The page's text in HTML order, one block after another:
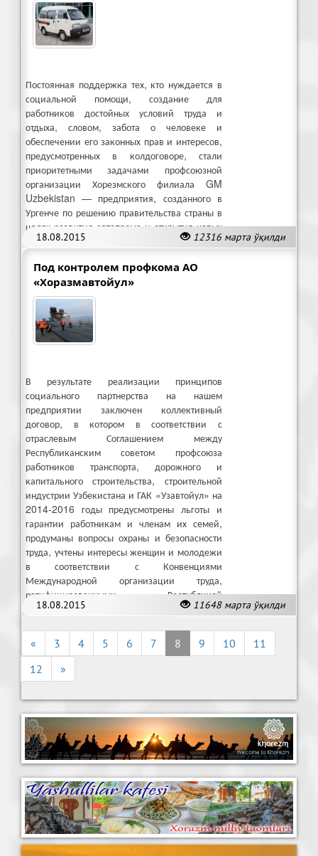
18.08.2015 12316 марта ўқилди
Постоянная поддержка тех, кто нуждается в
социальной помощи, создание для
работников достойных условий труда и
отдыха, словом, забота о человеке и
обеспечении его законных прав и интересов,
предусмотренных в колдоговоре, стали
приоритетными задачами профсоюзной
организации Хорезмского филиала GM
Uzbekistan — предприятия, созданного в
Ургенче по решению правительства страны в
целях развития автопрома и открытия новых
рабочих мест в этом регионе.
Под контролем профкома АО
«Хоразмавтойул»
18.08.2015 11648 марта ўқилди
В результате реализации принципов
социального партнерства на нашем
предприятии заключен коллективный
договор, в котором в соответствии с
отраслевым Соглашением между
Республиканским советом профсоюза
работников транспорта, дорожного и
капитального строительства, строительной
индустрии Узбекистана и ГАК «Узавтойул» на
2014-2016 годы предусмотрены льготы и
гарантии работникам и членам их семей,
продуманы вопросы охраны и безопасности
труда, учтены интересы женщин и молодежи
в соответствии с Конвенциями
Международной организации труда,
ратифицированными Республикой
Узбекистан.
« 3 4 5 6 7 8 9 10
11
12
»